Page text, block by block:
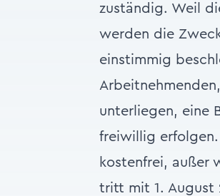
zuständig. Weil
werden die
einstimmig
unterliegen, eine
freiwillig erfolgen.
kostenfrei, außer
tritt mit 1. August